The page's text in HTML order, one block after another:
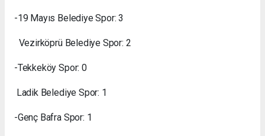
-19 Mayıs Belediye Spor: 3
Vezirköprü Belediye Spor: 2
-Tekkeköy Spor: 0
Ladik Belediye Spor: 1
-Genç Bafra Spor: 1